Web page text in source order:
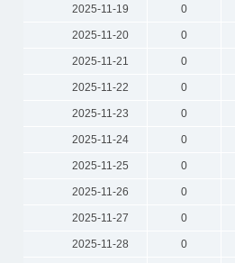
2025-11-19 0
2025-11-20 0
2025-11-21 0
2025-11-22 0
2025-11-23 0
2025-11-24 0
2025-11-25 0
2025-11-26 0
2025-11-27 0
2025-11-28 0